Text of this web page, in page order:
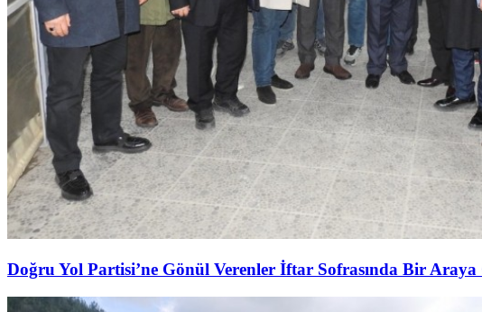
Doğru Yol Partisi’ne Gönül Verenler İftar Sofrasında Bir Araya